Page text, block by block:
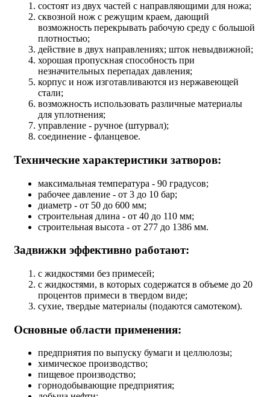
состоят из двух частей с направляющими для ножа;
сквозной нож с режущим краем, дающий
возможность перекрывать рабочую среду с большой
плотностью;
действие в двух направлениях; шток невыдвижной;
хорошая пропускная способность при
незначительных перепадах давления;
корпус и нож изготавливаются из нержавеющей
стали;
возможность использовать различные материалы
для уплотнения;
управление - ручное (штурвал);
соединение - фланцевое.
Технические характеристики затворов:
максимальная температура - 90 градусов;
рабочее давление - от 3 до 10 бар;
диаметр - от 50 до 600 мм;
строительная длина - от 40 до 110 мм;
строительная высота - от 277 до 1386 мм.
Задвижки эффективно работают:
с жидкостями без примесей;
с жидкостями, в которых содержатся в объеме до 20
процентов примеси в твердом виде;
сухие, твердые материалы (подаются самотеком).
Основные области применения:
предприятия по выпуску бумаги и целлюлозы;
химическое производство;
пищевое производство;
горнодобывающие предприятия;